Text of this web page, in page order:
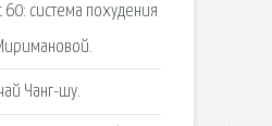
60: система похудения
Чанг-шу.